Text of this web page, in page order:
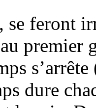
feront
premier
dure